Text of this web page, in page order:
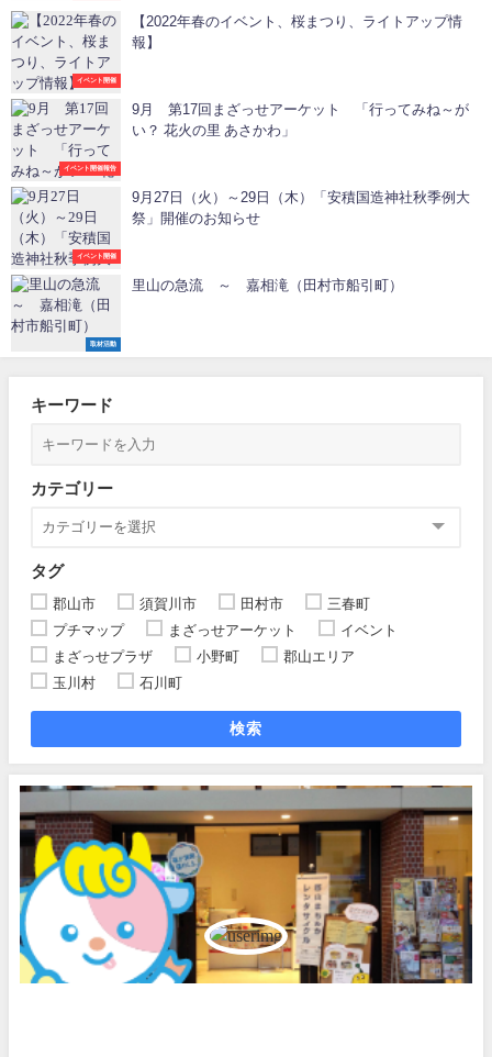
イベント開催
【2022年春のイベント、桜まつり、ライトアップ情
報】
イベント開催報告
9月 第17回まざっせアーケット 「行ってみね～が
い？ 花火の里 あさかわ」
イベント開催
9月27日（火）～29日（木）「安積国造神社秋季例大
祭」開催のお知らせ
取材活動
里山の急流 ～ 嘉相滝（田村市船引町）
キーワード
カテゴリー
タグ
郡山市 須賀川市 田村市
三春町
プチマップ
まざっせアーケット
イベント
まざっせプラザ
小野町
郡山エリア
玉川村
石川町
検索